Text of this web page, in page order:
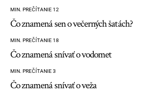
MIN. PREČÍTANIE 12
Čo znamená sen o večerných šatách?
MIN. PREČÍTANIE 18
Čo znamená snívať o vodomet
MIN. PREČÍTANIE 3
Čo znamená snívať o veža